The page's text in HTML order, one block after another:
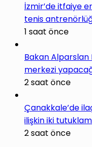
İzmir’de itfaiye
tenis
1 saat önce
Bakan Alparslan
merkezi
2 saat önce
Çanakkale’de
ilişkin iki
2 saat önce